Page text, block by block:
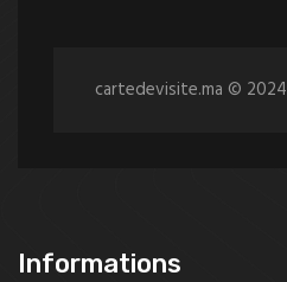
cartedevisite.ma © 2024
Informations